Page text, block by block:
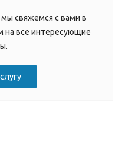
свяжемся с вами в
на все интересующие